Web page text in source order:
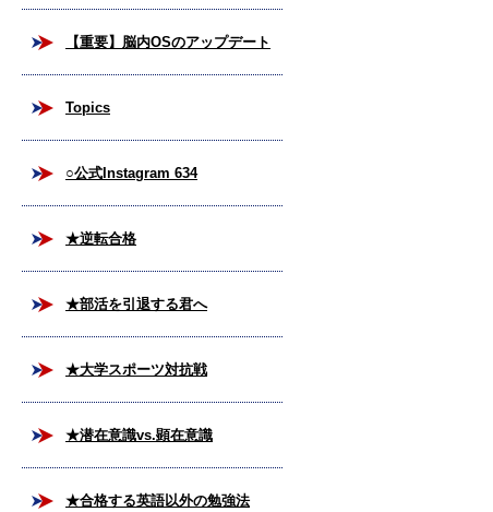
【重要】脳内OSのアップデート
Topics
○公式Instagram 634
★逆転合格
★部活を引退する君へ
★大学スポーツ対抗戦
★潜在意識vs.顕在意識
★合格する英語以外の勉強法